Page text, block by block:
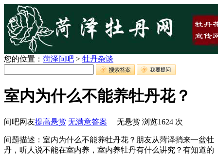
您的位置： 菏泽问吧 > 牡丹杂谈
室内为什么不能养牡丹花？
问吧网友提高悬赏 无满意答案 无悬赏 浏览1624 次
问题描述：室内为什么不能养牡丹花？朋友从菏泽捎来一盆牡
丹，听人说不能在室内养，室内养牡丹有什么讲究？有知道的